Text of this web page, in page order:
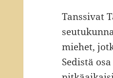
Tanssivat
miehet,
Sedistä